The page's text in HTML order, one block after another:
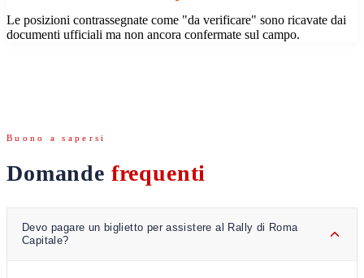
Le posizioni contrassegnate come "da verificare" sono ricavate dai
documenti ufficiali ma non ancora confermate sul campo.
Buono a sapersi
Domande frequenti
Devo pagare un biglietto per assistere al Rally di Roma
Capitale?